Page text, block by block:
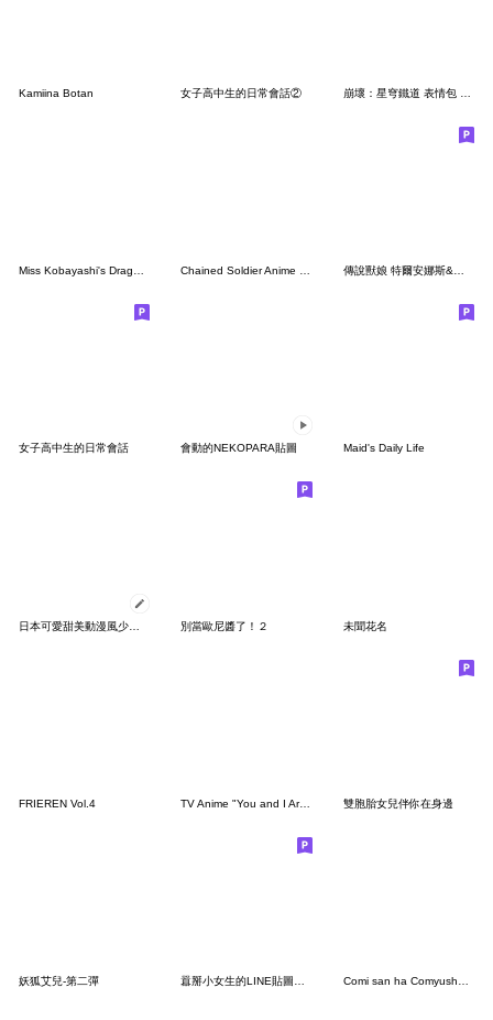
Kamiina Botan 女子高中生的日常會話②
女子高中生的日常會話 會動的NEKOPARA貼圖 Maid's Daily Life
別當歐尼醬了！２ 未聞花名
FRIEREN Vol.4 TV Anime "You and I Are Polar Opposites" 雙胞胎女兒伴你在身邊
妖狐艾兒-第二彈 囂掰小女生的LINE貼圖【繁體中文】 Comi san ha Comyusho desu